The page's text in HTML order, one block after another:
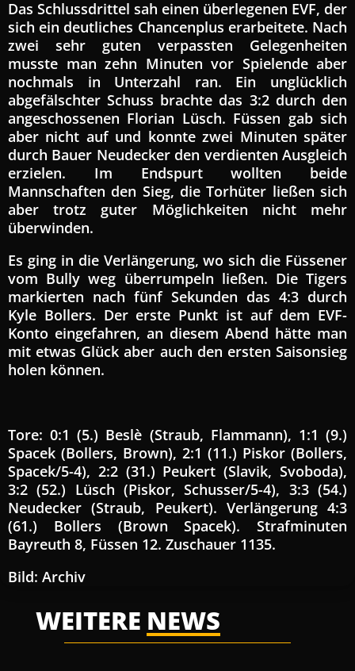
Das Schlussdrittel sah einen überlegenen EVF, der
sich ein deutliches Chancenplus erarbeitete. Nach
zwei sehr guten verpassten Gelegenheiten
musste man zehn Minuten vor Spielende aber
nochmals in Unterzahl ran. Ein unglücklich
abgefälschter Schuss brachte das 3:2 durch den
angeschossenen Florian Lüsch. Füssen gab sich
aber nicht auf und konnte zwei Minuten später
durch Bauer Neudecker den verdienten Ausgleich
erzielen. Im Endspurt wollten beide
Mannschaften den Sieg, die Torhüter ließen sich
aber trotz guter Möglichkeiten nicht mehr
überwinden.
Es ging in die Verlängerung, wo sich die Füssener
vom Bully weg überrumpeln ließen. Die Tigers
markierten nach fünf Sekunden das 4:3 durch
Kyle Bollers. Der erste Punkt ist auf dem EVF-
Konto eingefahren, an diesem Abend hätte man
mit etwas Glück aber auch den ersten Saisonsieg
holen können.
Tore: 0:1 (5.) Beslè (Straub, Flammann), 1:1 (9.)
Spacek (Bollers, Brown), 2:1 (11.) Piskor (Bollers,
Spacek/5-4), 2:2 (31.) Peukert (Slavik, Svoboda),
3:2 (52.) Lüsch (Piskor, Schusser/5-4), 3:3 (54.)
Neudecker (Straub, Peukert). Verlängerung 4:3
(61.) Bollers (Brown Spacek). Strafminuten
Bayreuth 8, Füssen 12. Zuschauer 1135.
Bild: Archiv
WEITERE NEWS